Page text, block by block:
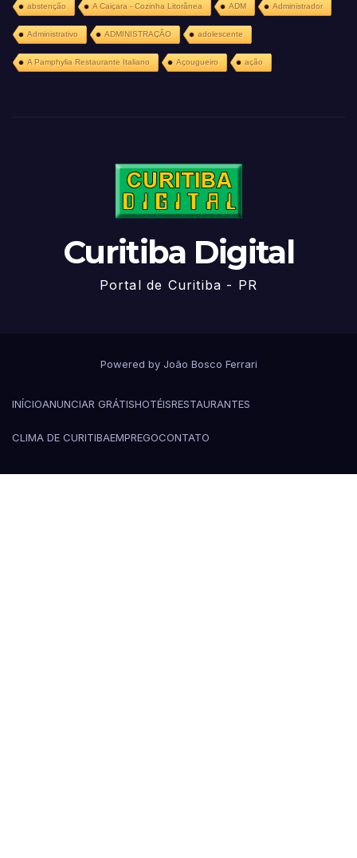
abstenção A Caiçara - Cozinha Litorânea ADM Administrador
Administrativo ADMINISTRAÇÃO adolescente
A Pamphylia Restaurante Italiano Açougueiro ação
Curitiba Digital
Portal de Curitiba - PR
Powered by João Bosco Ferrari
INÍCIOANUNCIAR GRÁTISHOTÉISRESTAURANTES
CLIMA DE CURITIBAEMPREGOCONTATO